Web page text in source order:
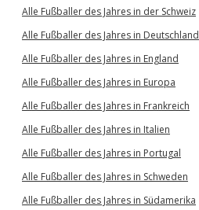
Alle Fußballer des Jahres in der Schweiz
Alle Fußballer des Jahres in Deutschland
Alle Fußballer des Jahres in England
Alle Fußballer des Jahres in Europa
Alle Fußballer des Jahres in Frankreich
Alle Fußballer des Jahres in Italien
Alle Fußballer des Jahres in Portugal
Alle Fußballer des Jahres in Schweden
Alle Fußballer des Jahres in Südamerika